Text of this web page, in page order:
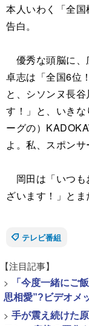
本人いわく「全
告白。
優秀な頭脳に、
卓志は「全国6位
と、シソンヌ長
す！」と、いき
ーグの）
よ。私、スポンサ
岡田は「いつも
ざいます！」とま
テレビ番組
【注目記事】
>
「今度一緒にご
思相愛”?ビデオメ
> 手が震え続けた